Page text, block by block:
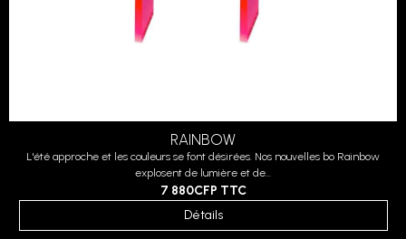
RAINBOW
L'été approche et les couleurs se font désirées. Nos nouvelles bo Rainbow
explosent de lumière et de...
7 880CFP TTC
Détails